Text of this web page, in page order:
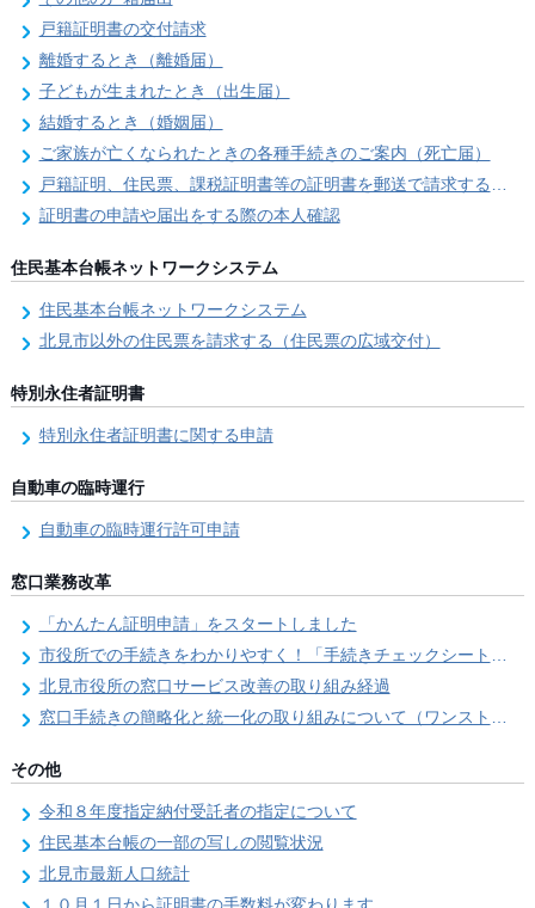
戸籍証明書の交付請求
離婚するとき（離婚届）
子どもが生まれたとき（出生届）
結婚するとき（婚姻届）
ご家族が亡くなられたときの各種手続きのご案内（死亡届）
戸籍証明、住民票、課税証明書等の証明書を郵送で請求する際の本人確認
証明書の申請や届出をする際の本人確認
住民基本台帳ネットワークシステム
住民基本台帳ネットワークシステム
北見市以外の住民票を請求する（住民票の広域交付）
特別永住者証明書
特別永住者証明書に関する申請
自動車の臨時運行
自動車の臨時運行許可申請
窓口業務改革
「かんたん証明申請」をスタートしました
市役所での手続きをわかりやすく！「手続きチェックシート」を導入しました
北見市役所の窓口サービス改善の取り組み経過
窓口手続きの簡略化と統一化の取り組みについて（ワンストップサービス推進事業）
その他
令和８年度指定納付受託者の指定について
住民基本台帳の一部の写しの閲覧状況
北見市最新人口統計